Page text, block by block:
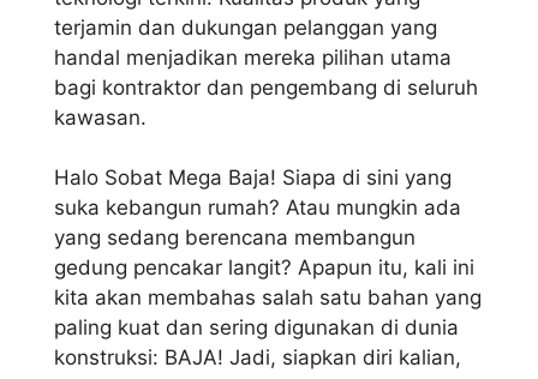
terjamin dan dukungan pelanggan yang
handal menjadikan mereka pilihan utama
bagi kontraktor dan pengembang di seluruh
kawasan.
Halo Sobat Mega Baja! Siapa di sini yang
suka kebangun rumah? Atau mungkin ada
yang sedang berencana membangun
gedung pencakar langit? Apapun itu, kali ini
kita akan membahas salah satu bahan yang
paling kuat dan sering digunakan di dunia
konstruksi: BAJA! Jadi, siapkan diri kalian,